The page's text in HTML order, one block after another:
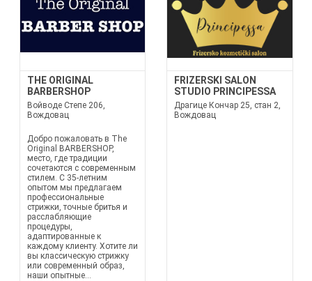
THE ORIGINAL
BARBERSHOP
Войводе Степе 206,
Вождовац
Добро пожаловать в The
Original BARBERSHOP,
место, где традиции
сочетаются с современным
стилем. С 35-летним
опытом мы предлагаем
профессиональные
стрижки, точные бритья и
расслабляющие
процедуры,
адаптированные к
каждому клиенту. Хотите ли
вы классическую стрижку
или современный образ,
наши опытные...
FRIZERSKI SALON
STUDIO PRINCIPESSA
Драгице Кончар 25, стан 2,
Вождовац